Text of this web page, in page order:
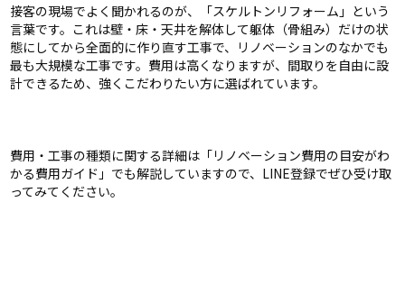
接客の現場でよく聞かれるのが、「スケルトンリフォーム」という
言葉です。これは壁・床・天井を解体して躯体（骨組み）だけの状
態にしてから全面的に作り直す工事で、リノベーションのなかでも
最も大規模な工事です。費用は高くなりますが、間取りを自由に設
計できるため、強くこだわりたい方に選ばれています。
費用・工事の種類に関する詳細は「リノベーション費用の目安がわ
かる費用ガイド」でも解説していますので、LINE登録でぜひ受け取
ってみてください。